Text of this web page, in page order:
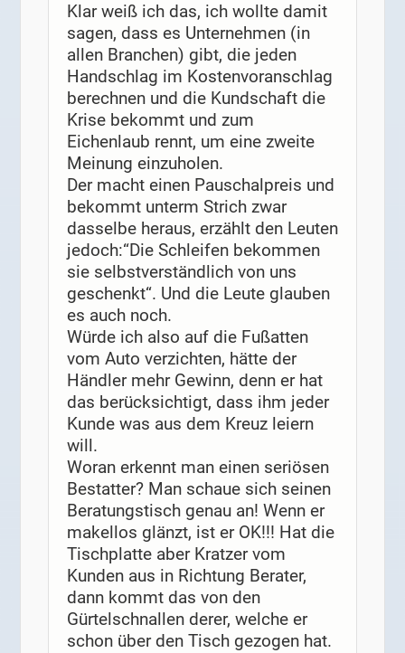
Klar weiß ich das, ich wollte damit
sagen, dass es Unternehmen (in
allen Branchen) gibt, die jeden
Handschlag im Kostenvoranschlag
berechnen und die Kundschaft die
Krise bekommt und zum
Eichenlaub rennt, um eine zweite
Meinung einzuholen.
Der macht einen Pauschalpreis und
bekommt unterm Strich zwar
dasselbe heraus, erzählt den Leuten
jedoch:“Die Schleifen bekommen
sie selbstverständlich von uns
geschenkt“. Und die Leute glauben
es auch noch.
Würde ich also auf die Fußatten
vom Auto verzichten, hätte der
Händler mehr Gewinn, denn er hat
das berücksichtigt, dass ihm jeder
Kunde was aus dem Kreuz leiern
will.
Woran erkennt man einen seriösen
Bestatter? Man schaue sich seinen
Beratungstisch genau an! Wenn er
makellos glänzt, ist er OK!!! Hat die
Tischplatte aber Kratzer vom
Kunden aus in Richtung Berater,
dann kommt das von den
Gürtelschnallen derer, welche er
schon über den Tisch gezogen hat.